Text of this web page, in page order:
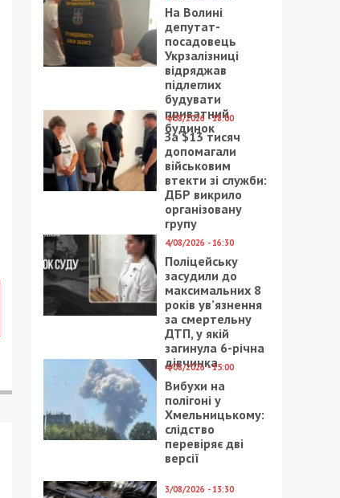
На Волині
депутат-
посадовець
Укрзалізниці
відряджав
підлеглих
будувати
приватний
будинок
4/08/2026 - 18:00
За $13 тисяч
допомагали
військовим
втекти зі служби:
ДБР викрило
організовану
групу
4/08/2026 - 16:30
Поліцейську
засудили до
максимальних 8
років ув’язнення
за смертельну
ДТП, у якій
загинула 6-річна
дівчинка
4/08/2026 - 15:00
Вибухи на
полігоні у
Хмельницькому:
слідство
перевіряє дві
версії
3/08/2026 - 13:30